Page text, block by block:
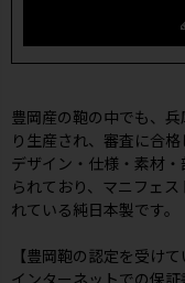
豊岡産の鞄の中でも、
り生産され、審査に合格
デザイン・仕様・素材
られており、マニフェ
れている純日本製です。
【豊岡鞄の認定を受け
インターネットでの保